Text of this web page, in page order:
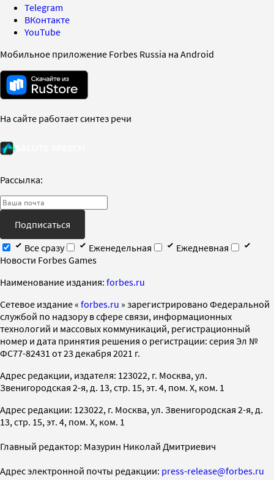
Telegram
ВКонтакте
YouTube
Мобильное приложение Forbes Russia на Android
На сайте работает синтез речи
Рассылка:
Подписаться
Все сразу
Еженедельная
Ежедневная
Новости Forbes Games
Наименование издания: forbes.ru
Cетевое издание « forbes.ru » зарегистрировано Федеральной
службой по надзору в сфере связи, информационных
технологий и массовых коммуникаций, регистрационный
номер и дата принятия решения о регистрации: серия Эл №
ФС77-82431 от 23 декабря 2021 г.
Адрес редакции, издателя: 123022, г. Москва, ул.
Звенигородская 2-я, д. 13, стр. 15, эт. 4, пом. X, ком. 1
Адрес редакции: 123022, г. Москва, ул. Звенигородская 2-я, д.
13, стр. 15, эт. 4, пом. X, ком. 1
Главный редактор: Мазурин Николай Дмитриевич
Адрес электронной почты редакции: press-release@forbes.ru